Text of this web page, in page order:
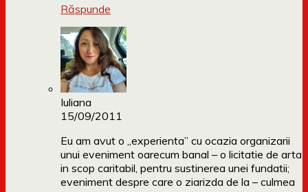
Răspunde
Iuliana
15/09/2011
Eu am avut o „experienta” cu ocazia organizarii
unui eveniment oarecum banal – o licitatie de arta
in scop caritabil, pentru sustinerea unei fundatii;
eveniment despre care o ziarizda de la – culmea